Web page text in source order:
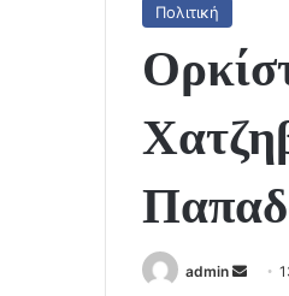
Πολιτική
admin
Send